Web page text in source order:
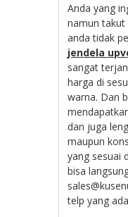
Anda yang
namun takut
anda tidak
jendela
sangat
harga di
warna. Dan
dan juga
maupun
yang sesuai
bisa
telp yang